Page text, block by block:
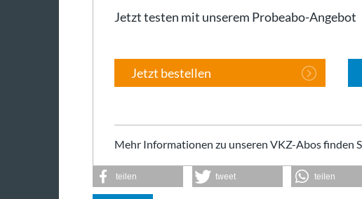
Jetzt testen mit unserem Probeabo-Angebot
Jetzt bestellen
Mehr Informationen zu unseren VKZ-Abos finden
teilen tweet teilen